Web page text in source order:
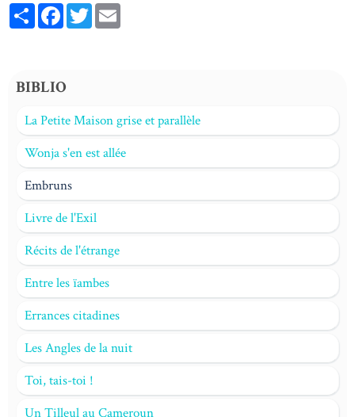
PartagerFacebook
Twitter
BIBLIO
La Petite Maison grise et parallèle
Wonja s'en est allée
Embruns
Livre de l'Exil
Récits de l'étrange
Entre les ïambes
Errances citadines
Les Angles de la nuit
Toi, tais-toi !
Un Tilleul au Cameroun